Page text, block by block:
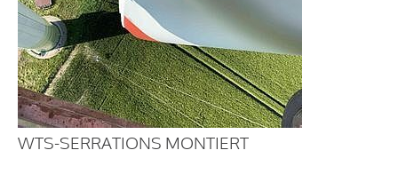
WTS-SERRATIONS MONTIERT